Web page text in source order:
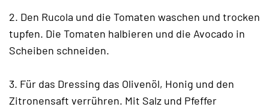
2. Den Rucola und die Tomaten waschen und trocken
tupfen. Die Tomaten halbieren und die Avocado in
Scheiben schneiden.
3. Für das Dressing das Olivenöl, Honig und den
Zitronensaft verrühren. Mit Salz und Pfeffer